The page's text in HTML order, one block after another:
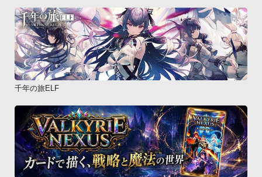
千年の旅ELF